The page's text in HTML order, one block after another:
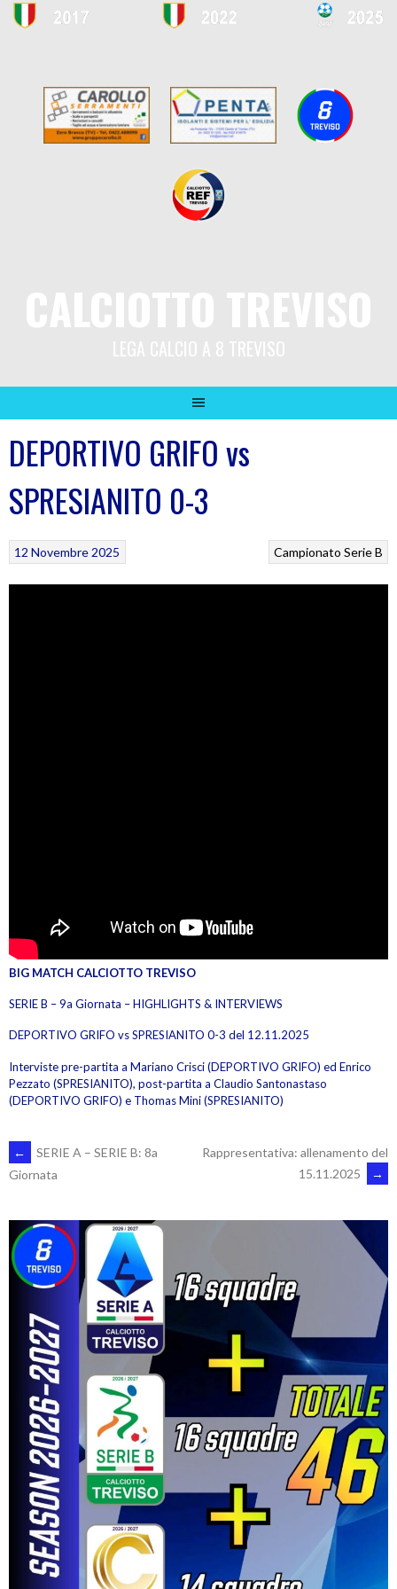
DEPORTIVO GRIFO vs
SPRESIANITO 0-3
Campionato Serie B
12 Novembre 2025
BIG MATCH CALCIOTTO TREVISO
SERIE B – 9a Giornata – HIGHLIGHTS & INTERVIEWS
DEPORTIVO GRIFO vs SPRESIANITO 0-3 del 12.11.2025
Interviste pre-partita a Mariano Crisci (DEPORTIVO GRIFO) ed Enrico
Pezzato (SPRESIANITO), post-partita a Claudio Santonastaso
(DEPORTIVO GRIFO) e Thomas Mini (SPRESIANITO)
POST
NAVIGATION
←
SERIE A – SERIE B: 8a
Giornata
Rappresentativa: allenamento del
15.11.2025
→